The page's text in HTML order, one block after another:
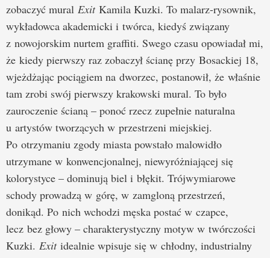
zobaczyć mural ExitKamila Kuzki. To malarz-rysownik,
wykładowca akademicki i twórca, kiedyś związany
z nowojorskim nurtem graffiti. Swego czasu opowiadał mi,
że kiedy pierwszy raz zobaczył ścianę przy Bosackiej 18,
wjeżdżając pociągiem na dworzec, postanowił, że właśnie
tam zrobi swój pierwszy krakowski mural. To było
zauroczenie ścianą – ponoć rzecz zupełnie naturalna
u artystów tworzących w przestrzeni miejskiej.
Po otrzymaniu zgody miasta powstało malowidło
utrzymane w konwencjonalnej, niewyróżniającej się
kolorystyce – dominują biel i błękit. Trójwymiarowe
schody prowadzą w górę, w zamgloną przestrzeń,
donikąd. Po nich wchodzi męska postać w czapce,
lecz bez głowy – charakterystyczny motyw w twórczości
Kuzki. Exitidealnie wpisuje się w chłodny, industrialny